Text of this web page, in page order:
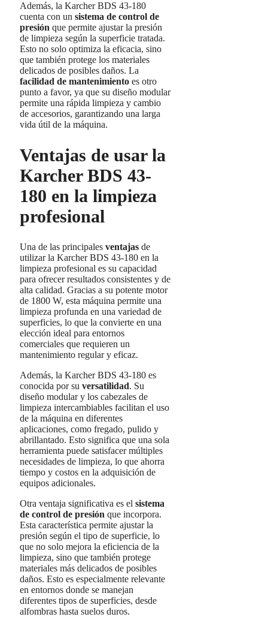
Además, la Karcher BDS 43-180
cuenta con un sistema de control de
presión que permite ajustar la presión
de limpieza según la superficie tratada.
Esto no solo optimiza la eficacia, sino
que también protege los materiales
delicados de posibles daños. La
facilidad de mantenimiento es otro
punto a favor, ya que su diseño modular
permite una rápida limpieza y cambio
de accesorios, garantizando una larga
vida útil de la máquina.
Ventajas de usar la
Karcher BDS 43-
180 en la limpieza
profesional
Una de las principales ventajas de
utilizar la Karcher BDS 43-180 en la
limpieza profesional es su capacidad
para ofrecer resultados consistentes y de
alta calidad. Gracias a su potente motor
de 1800 W, esta máquina permite una
limpieza profunda en una variedad de
superficies, lo que la convierte en una
elección ideal para entornos
comerciales que requieren un
mantenimiento regular y eficaz.
Además, la Karcher BDS 43-180 es
conocida por su versatilidad. Su
diseño modular y los cabezales de
limpieza intercambiables facilitan el uso
de la máquina en diferentes
aplicaciones, como fregado, pulido y
abrillantado. Esto significa que una sola
herramienta puede satisfacer múltiples
necesidades de limpieza, lo que ahorra
tiempo y costos en la adquisición de
equipos adicionales.
Otra ventaja significativa es el sistema
de control de presión que incorpora.
Esta característica permite ajustar la
presión según el tipo de superficie, lo
que no solo mejora la eficiencia de la
limpieza, sino que también protege
materiales más delicados de posibles
daños. Esto es especialmente relevante
en entornos donde se manejan
diferentes tipos de superficies, desde
alfombras hasta suelos duros.